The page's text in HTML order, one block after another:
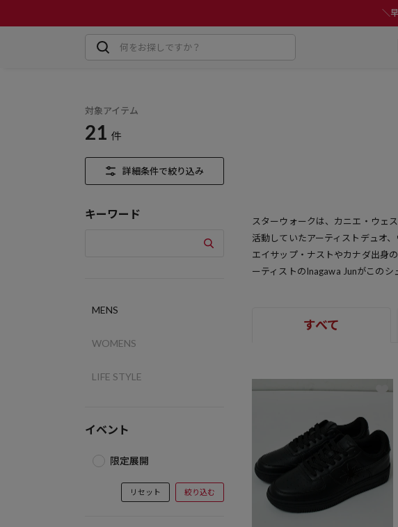
＼
対象アイテム
21 件
詳細条件で絞り込み
キーワード
MENS
WOMENS
LIFE STYLE
イベント
限定展開
リセット 絞り込む
スターウォークは、カニエ・ウェ
活動していたアーティストデュオ
エイサップ・ナストやカナダ出身
ーティストのInagawa Junがこのシ
すべて